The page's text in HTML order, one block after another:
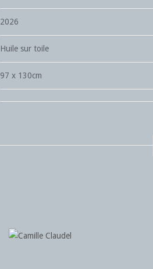
2026
Huile sur toile
97 x 130cm